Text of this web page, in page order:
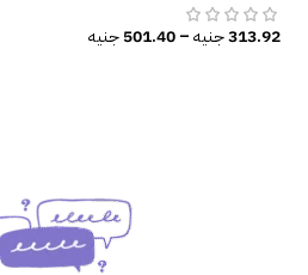
313.92جنيه –
501.40جنيه